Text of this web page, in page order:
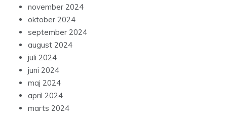
november 2024
oktober 2024
september 2024
august 2024
juli 2024
juni 2024
maj 2024
april 2024
marts 2024